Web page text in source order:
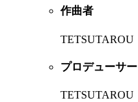
作曲者
TETSUTAROU
プロデューサー
TETSUTAROU